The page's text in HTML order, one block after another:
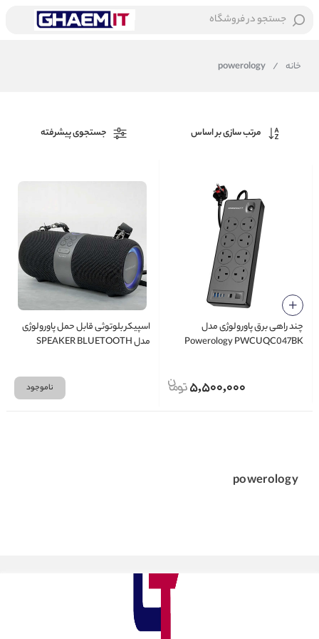
جستجو در فروشگاه
خانه /
powerology
مرتب سازی بر اساس جستجوی پیشرفته
چند راهی برق پاورولوژی مدل
Powerology PWCUQC047BK
5,500,000
اسپیکر بلوتوثی قابل حمل پاورولوژی
مدل SPEAKER BLUETOOTH
ناموجود
powerology